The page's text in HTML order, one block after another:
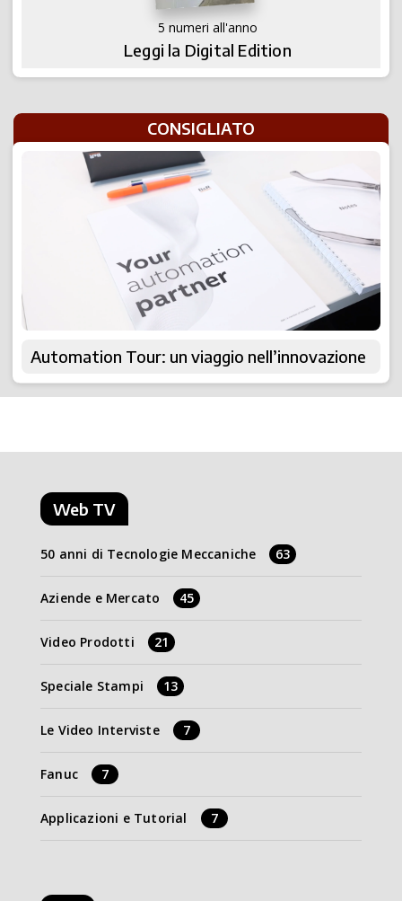
5 numeri all'anno
Leggi la Digital Edition
CONSIGLIATO
Automation Tour: un viaggio nell’innovazione
Web TV
50 anni di Tecnologie Meccaniche 63
Aziende e Mercato 45
Video Prodotti 21
Speciale Stampi 13
Le Video Interviste 7
Fanuc 7
Applicazioni e Tutorial 7